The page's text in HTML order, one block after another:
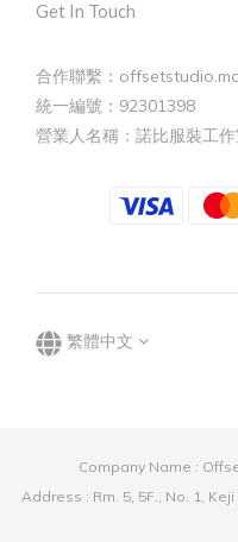
Get In Touch
合作聯繫：
統一編號：92301398
營業人名稱：諾比服裝工
繁體中文
Company Name :
Address : Rm. 5, 5F., No. 1,